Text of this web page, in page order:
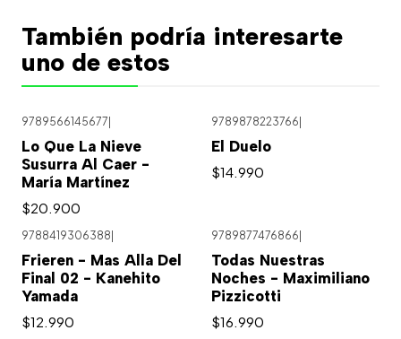
También podría interesarte
uno de estos
9789566145677|
Lo Que La Nieve
Susurra Al Caer -
María Martínez
$20.900
9789878223766|
El Duelo
$14.990
9788419306388
Frieren - Mas Alla Del
Final 02 - Kanehito
Yamada
$12.990
9789877476866
Todas Nuestras
Noches - Maximiliano
Pizzicotti
$16.990